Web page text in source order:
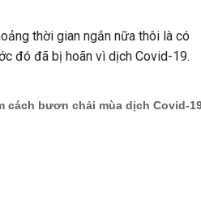
thời gian ngắn nữa thôi là có
đó đã bị hoãn vì dịch Covid-19.